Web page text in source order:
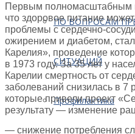
ПО ВОПРОСАМ
СИТУАЦИЙ
Профилактика
Первым полномасштабным
что здоровое питание
проблемы с сердечно-
ожирением и диабетом,
Карелия», проведение
в 1973 году. За 35 лет у
Карелии смертность от
заболеваний снизилась в
которые привели проект
результату — изменение
— снижение потребления